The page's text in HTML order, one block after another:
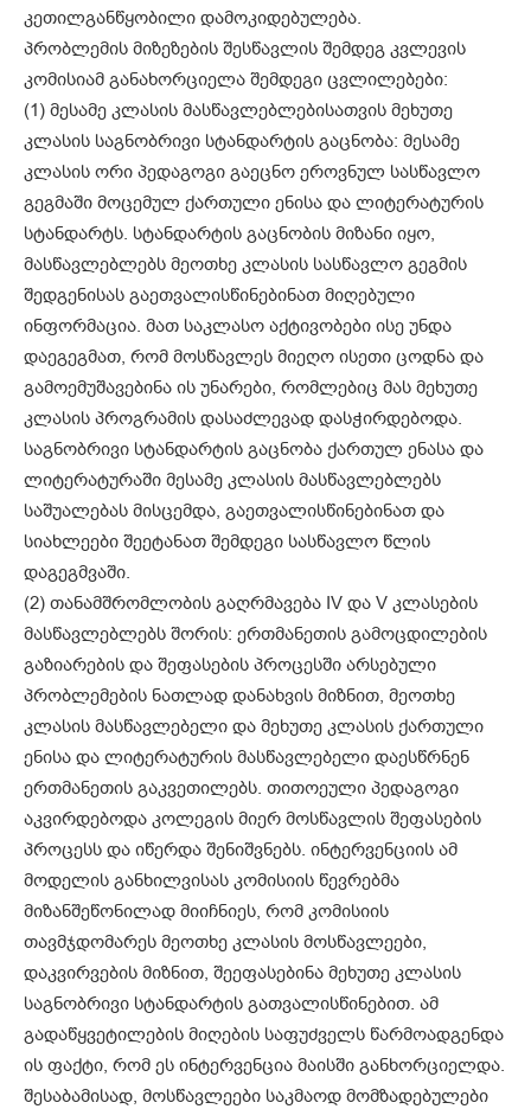
კეთილგანწყობილი დამოკიდებულება.
პრობლემის მიზეზების შესწავლის შემდეგ კვლევის
კომისიამ განახორციელა შემდეგი ცვლილებები:
(1) მესამე კლასის მასწავლებლებისათვის მეხუთე
კლასის საგნობრივი სტანდარტის გაცნობა: მესამე
კლასის ორი პედაგოგი გაეცნო ეროვნულ სასწავლო
გეგმაში მოცემულ ქართული ენისა და ლიტერატურის
სტანდარტს. სტანდარტის გაცნობის მიზანი იყო,
მასწავლებლებს მეოთხე კლასის სასწავლო გეგმის
შედგენისას გაეთვალისწინებინათ მიღებული
ინფორმაცია. მათ საკლასო აქტივობები ისე უნდა
დაეგეგმათ, რომ მოსწავლეს მიეღო ისეთი ცოდნა და
გამოემუშავებინა ის უნარები, რომლებიც მას მეხუთე
კლასის პროგრამის დასაძლევად დასჭირდებოდა.
საგნობრივი სტანდარტის გაცნობა ქართულ ენასა და
ლიტერატურაში მესამე კლასის მასწავლებლებს
საშუალებას მისცემდა, გაეთვალისწინებინათ და
სიახლეები შეეტანათ შემდეგი სასწავლო წლის
დაგეგმვაში.
(2) თანამშრომლობის გაღრმავება IV და V კლასების
მასწავლებლებს შორის: ერთმანეთის გამოცდილების
გაზიარების და შეფასების პროცესში არსებული
პრობლემების ნათლად დანახვის მიზნით, მეოთხე
კლასის მასწავლებელი და მეხუთე კლასის ქართული
ენისა და ლიტერატურის მასწავლებელი დაესწრნენ
ერთმანეთის გაკვეთილებს. თითოეული პედაგოგი
აკვირდებოდა კოლეგის მიერ მოსწავლის შეფასების
პროცესს და იწერდა შენიშვნებს. ინტერვენციის ამ
მოდელის განხილვისას კომისიის წევრებმა
მიზანშეწონილად მიიჩნიეს, რომ კომისიის
თავმჯდომარეს მეოთხე კლასის მოსწავლეები,
დაკვირვების მიზნით, შეეფასებინა მეხუთე კლასის
საგნობრივი სტანდარტის გათვალისწინებით. ამ
გადაწყვეტილების მიღების საფუძველს წარმოადგენდა
ის ფაქტი, რომ ეს ინტერვენცია მაისში განხორციელდა.
შესაბამისად, მოსწავლეები საკმაოდ მომზადებულები